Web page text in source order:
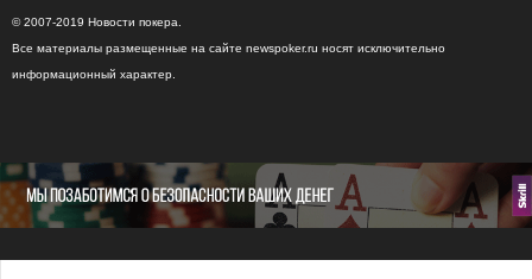
© 2007-2019 Новости покера.
Все материалы размещенные на сайте newspoker.ru носят исключительно
информационный характер.